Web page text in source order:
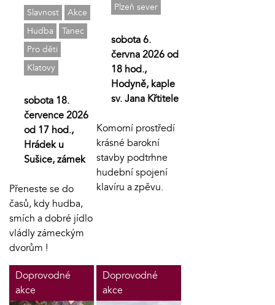
Slavnost
Akce
Hudba
Tanec
Pro děti
Klatovy
sobota 18.
července 2026
od 17 hod.,
Hrádek u
Sušice, zámek
Přeneste se do
časů, kdy hudba,
smích a dobré jídlo
vládly zámeckým
dvorům !
Plzeň sever
sobota 6.
června 2026 od
18 hod.,
Hodyně, kaple
sv. Jana Křtitele
Komorní prostředí
krásné barokní
stavby podtrhne
hudební spojení
klavíru a zpěvu.
Doprovodné
akce
Doprovodné
akce